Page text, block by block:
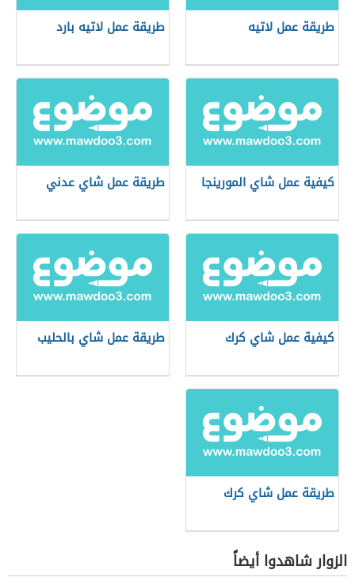
طريقة عمل لاتيه طريقة عمل لاتيه بارد
كيفية عمل شاي المورينجا طريقة عمل شاي عدني
كيفية عمل شاي كرك طريقة عمل شاي بالحليب
طريقة عمل شاي كرك
الزوار شاهدوا أيضاً